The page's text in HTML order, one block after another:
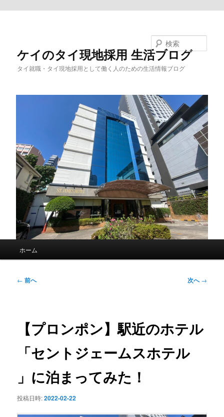
ケイのタイ現地採用 生活ブログ
タイ就職・タイ現地採用として働く人のための生活情報ブログ
ホーム
投← 前へ 次へ→
【プロンポン】駅近のホテル
「セントジェームスホテル
」に泊まってみた！
投稿日時:2022-02-22